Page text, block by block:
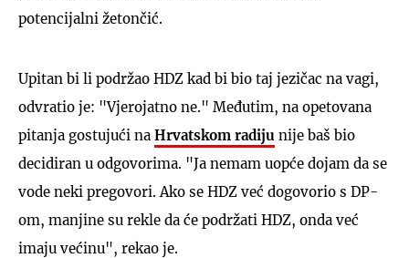
potencijalni žetončić.
Upitan bi li podržao HDZ kad bi bio taj jezičac na vagi,
odvratio je: "Vjerojatno ne." Međutim, na opetovana
pitanja gostujući na Hrvatskom radiju nije baš bio
decidiran u odgovorima. "Ja nemam uopće dojam da se
vode neki pregovori. Ako se HDZ već dogovorio s DP-
om, manjine su rekle da će podržati HDZ, onda već
imaju većinu", rekao je.